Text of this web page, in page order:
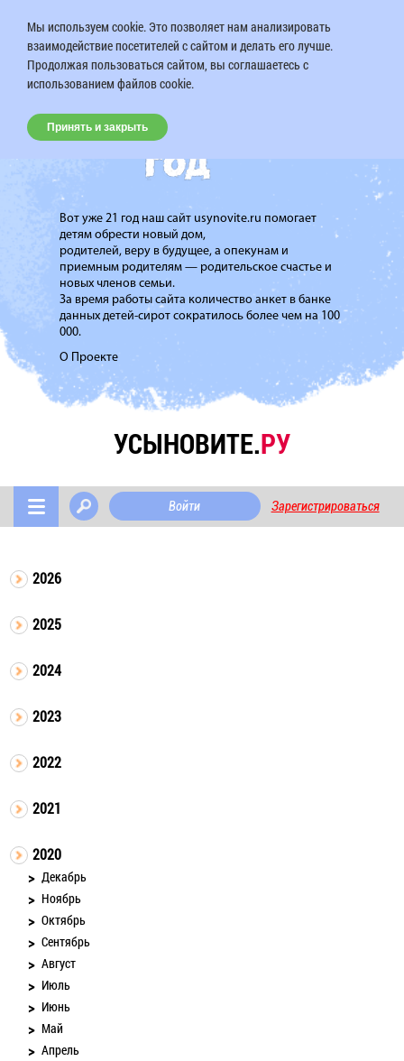
Вот уже 21 год наш сайт usynovite.ru помогает
детям обрести новый дом,
родителей, веру в будущее, а опекунам и
приемным родителям — родительское счастье и
новых членов семьи.
За время работы сайта количество анкет в банке
данных детей-сирот сократилось более чем на 100
000.
О Проекте
УСЫНОВИТЕ.РУ
Войти Зарегистрироваться
2026
2025
2024
2023
2022
2021
2020
Декабрь
Ноябрь
Октябрь
Сентябрь
Август
Июль
Июнь
Май
Апрель
Мы используем cookie. Это позволяет нам анализировать
взаимодействие посетителей с сайтом и делать его лучше.
Продолжая пользоваться сайтом, вы соглашаетесь с
использованием файлов cookie.
Принять и закрыть